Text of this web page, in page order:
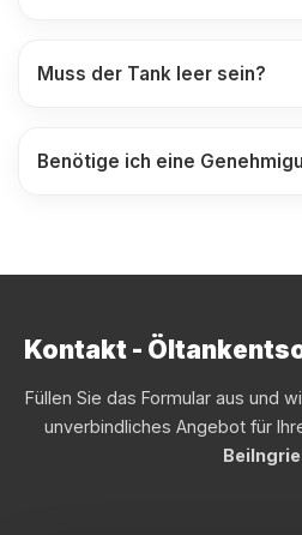
Muss der Tank leer sein?
Benötige ich eine
Kontakt -
Füllen Sie das Formular aus und
unverbindliches Angebot für